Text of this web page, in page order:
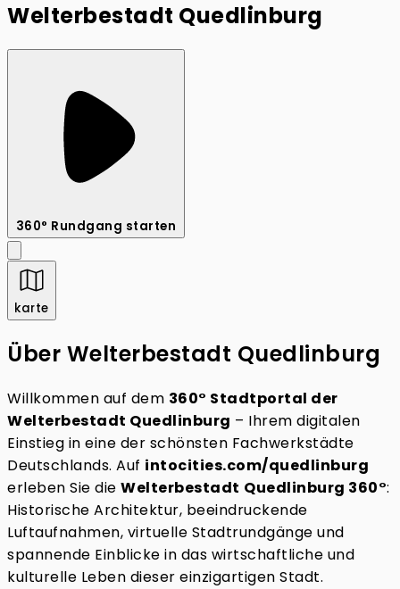
Welterbestadt Quedlinburg
360° Rundgang starten
karte
Über Welterbestadt Quedlinburg
Willkommen auf dem 360° Stadtportal der
Welterbestadt Quedlinburg – Ihrem digitalen
Einstieg in eine der schönsten Fachwerkstädte
Deutschlands. Auf intocities.com/quedlinburg
erleben Sie die Welterbestadt Quedlinburg 360°:
Historische Architektur, beeindruckende
Luftaufnahmen, virtuelle Stadtrundgänge und
spannende Einblicke in das wirtschaftliche und
kulturelle Leben dieser einzigartigen Stadt.